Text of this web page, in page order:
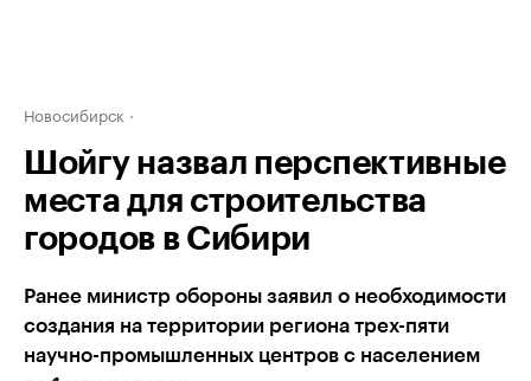
Новосибирск
Шойгу назвал перспективные
места для строительства
городов в Сибири
Ранее министр обороны заявил о необходимости
создания на территории региона трех-пяти
научно-промышленных центров с населением